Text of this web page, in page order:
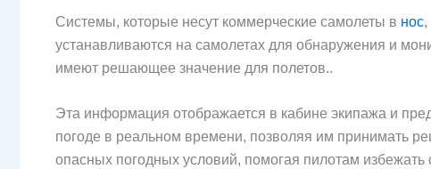
Системы, которые несут коммерческие самолеты в нос,
устанавливаются на самолетах для обнаружения и
имеют решающее значение для полетов..
Эта информация отображается в кабине экипажа и
погоде в реальном времени, позволяя им принимать
опасных погодных условий, помогая пилотам